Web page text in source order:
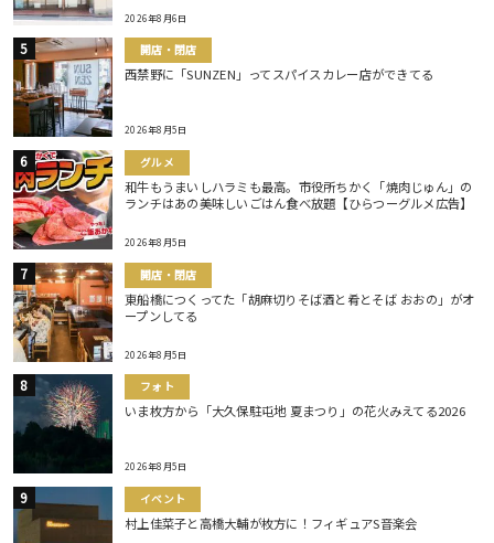
2026年8月6日
開店・閉店
西禁野に「SUNZEN」ってスパイスカレー店ができてる
2026年8月5日
グルメ
和牛もうまいしハラミも最高。市役所ちかく「焼肉じゅん」の
ランチはあの美味しいごはん食べ放題【ひらつーグルメ広告】
2026年8月5日
開店・閉店
東船橋につくってた「胡麻切りそば酒と肴とそば おおの」がオ
ープンしてる
2026年8月5日
フォト
いま枚方から「大久保駐屯地 夏まつり」の花火みえてる2026
2026年8月5日
イベント
村上佳菜子と高橋大輔が枚方に！フィギュアS音楽会